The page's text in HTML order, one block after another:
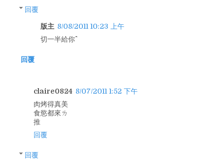
回覆
版主 8/08/2011 10:23 上午
切一半給你^^
回覆
claire0824 8/07/2011 1:52 下午
肉烤得真美
食慾都來ㄌ
推
回覆
回覆